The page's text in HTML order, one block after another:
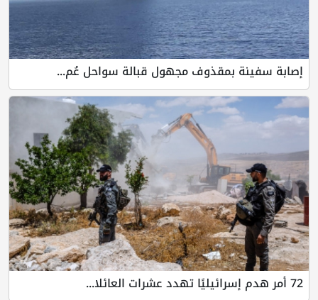
إصابة سفينة بمقذوف مجهول قبالة سواحل عُم...
72 أمر هدم إسرائيليًا تهدد عشرات العائلا...